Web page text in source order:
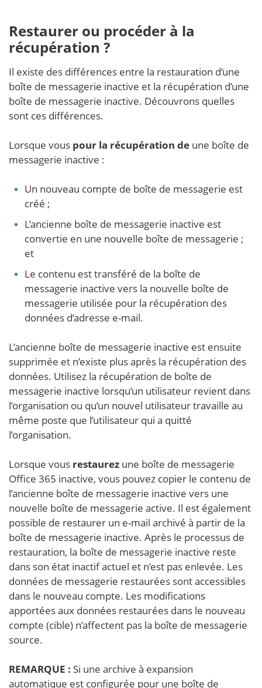
Restaurer ou procéder à la
récupération ?
Il existe des différences entre la restauration d’une
boîte de messagerie inactive et la récupération d’une
boîte de messagerie inactive. Découvrons quelles
sont ces différences.
Lorsque vous pour la récupération de une boîte de
messagerie inactive :
Un nouveau compte de boîte de messagerie est
créé ;
L’ancienne boîte de messagerie inactive est
convertie en une nouvelle boîte de messagerie ;
et
Le contenu est transféré de la boîte de
messagerie inactive vers la nouvelle boîte de
messagerie utilisée pour la récupération des
données d’adresse e-mail.
L’ancienne boîte de messagerie inactive est ensuite
supprimée et n’existe plus après la récupération des
données. Utilisez la récupération de boîte de
messagerie inactive lorsqu’un utilisateur revient dans
l’organisation ou qu’un nouvel utilisateur travaille au
même poste que l’utilisateur qui a quitté
l’organisation.
Lorsque vous restaurez une boîte de messagerie
Office 365 inactive, vous pouvez copier le contenu de
l’ancienne boîte de messagerie inactive vers une
nouvelle boîte de messagerie active. Il est également
possible de restaurer un e-mail archivé à partir de la
boîte de messagerie inactive. Après le processus de
restauration, la boîte de messagerie inactive reste
dans son état inactif actuel et n’est pas enlevée. Les
données de messagerie restaurées sont accessibles
dans le nouveau compte. Les modifications
apportées aux données restaurées dans le nouveau
compte (cible) n’affectent pas la boîte de messagerie
source.
REMARQUE : Si une archive à expansion
automatique est configurée pour une boîte de